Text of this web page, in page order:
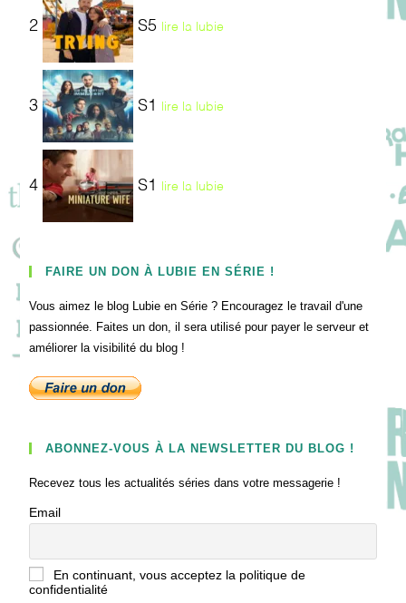
2 S5 lire la lubie
3 S1 lire la lubie
4 S1 lire la lubie
FAIRE UN DON À LUBIE EN SÉRIE !
Vous aimez le blog Lubie en Série ? Encouragez le travail d'une
passionnée. Faites un don, il sera utilisé pour payer le serveur et
améliorer la visibilité du blog !
ABONNEZ-VOUS À LA NEWSLETTER DU BLOG !
Recevez tous les actualités séries dans votre messagerie !
Email
En continuant, vous acceptez la politique de
confidentialité